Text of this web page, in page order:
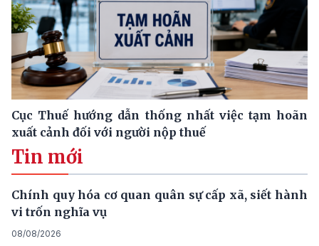
Cục Thuế hướng dẫn thống nhất việc tạm hoãn
xuất cảnh đối với người nộp thuế
Tin mới
Chính quy hóa cơ quan quân sự cấp xã, siết hành
vi trốn nghĩa vụ
08/08/2026